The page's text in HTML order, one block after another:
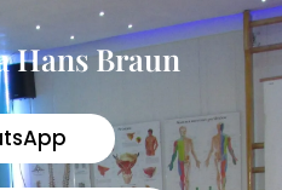
Hans Braun